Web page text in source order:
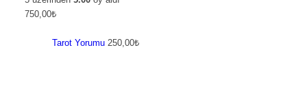
750,00₺
Tarot Yorumu 250,00₺